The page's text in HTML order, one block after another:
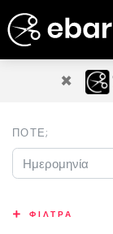
×
ΠΟΤΕ;
ΦΙΛΤΡΑ